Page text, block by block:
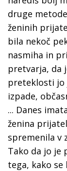
druge
ženinih
bila nekoč
nasmiha in
pretvarja, da
preteklosti jo
izpade,
... Danes
ženina
spremenila v
Tako da jo je
tega, kako se